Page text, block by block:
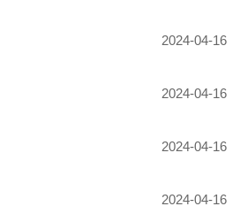
2024-04-16
2024-04-16
2024-04-16
2024-04-16